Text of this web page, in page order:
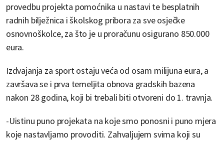
provedbu projekta pomoćnika u nastavi te besplatnih
radnih bilježnica i školskog pribora za sve osječke
osnovnoškolce, za što je u proračunu osigurano 850.000
eura.
Izdvajanja za sport ostaju veća od osam milijuna eura, a
završava se i prva temeljita obnova gradskih bazena
nakon 28 godina, koji bi trebali biti otvoreni do 1. travnja.
-Uistinu puno projekata na koje smo ponosni i puno mjera
koje nastavljamo provoditi. Zahvaljujem svima koji su